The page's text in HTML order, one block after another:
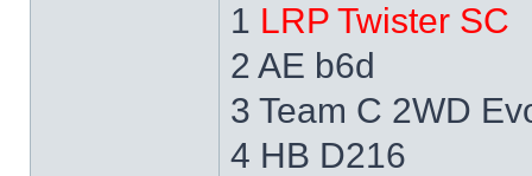
1 LRP Twister SC
2 AE b6d
3 Team C 2WD
4 HB D216